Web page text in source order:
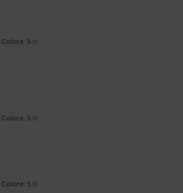
Colore: 5 /5
Colore: 5 /5
Colore: 5 /5